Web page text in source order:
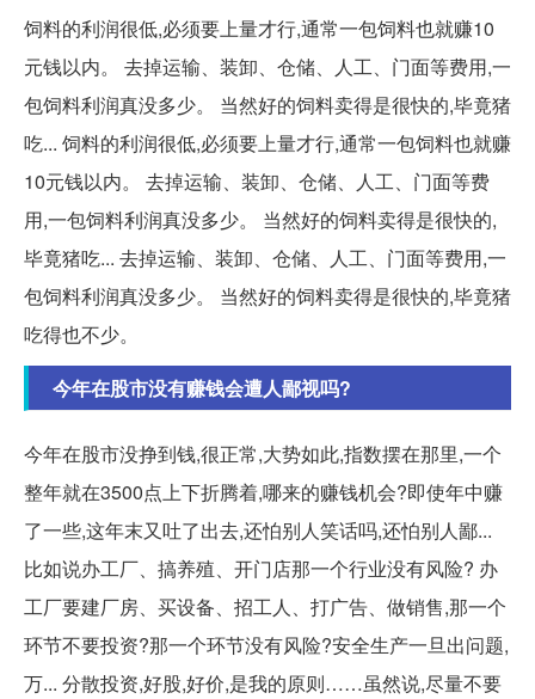
饲料的利润很低,必须要上量才行,通常一包饲料也就赚10
元钱以内。 去掉运输、装卸、仓储、人工、门面等费用,一
包饲料利润真没多少。 当然好的饲料卖得是很快的,毕竟猪
吃... 饲料的利润很低,必须要上量才行,通常一包饲料也就赚
10元钱以内。 去掉运输、装卸、仓储、人工、门面等费
用,一包饲料利润真没多少。 当然好的饲料卖得是很快的,
毕竟猪吃... 去掉运输、装卸、仓储、人工、门面等费用,一
包饲料利润真没多少。 当然好的饲料卖得是很快的,毕竟猪
吃得也不少。
今年在股市没有赚钱会遭人鄙视吗?
今年在股市没挣到钱,很正常,大势如此,指数摆在那里,一个
整年就在3500点上下折腾着,哪来的赚钱机会?即使年中赚
了一些,这年末又吐了出去,还怕别人笑话吗,还怕别人鄙...
比如说办工厂、搞养殖、开门店那一个行业没有风险? 办
工厂要建厂房、买设备、招工人、打广告、做销售,那一个
环节不要投资?那一个环节没有风险?安全生产一旦出问题,
万... 分散投资,好股,好价,是我的原则……虽然说,尽量不要